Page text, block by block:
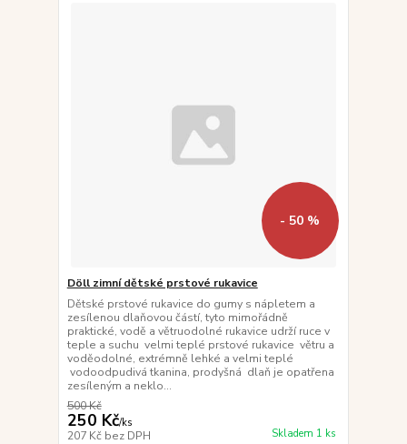
- 50 %
Döll zimní dětské prstové rukavice
Dětské prstové rukavice do gumy s nápletem a
zesílenou dlaňovou částí, tyto mimořádně
praktické, vodě a větruodolné rukavice udrží ruce v
teple a suchu velmi teplé prstové rukavice větru a
voděodolné, extrémně lehké a velmi teplé
vodoodpudivá tkanina, prodyšná dlaň je opatřena
zesíleným a neklo...
500 Kč
250 Kč/ks
207 Kč bez DPH Skladem 1 ks